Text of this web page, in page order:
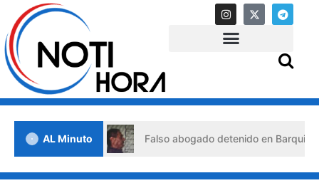
AL Minuto
crisis Falso abogado detenido en Barquisimeto: